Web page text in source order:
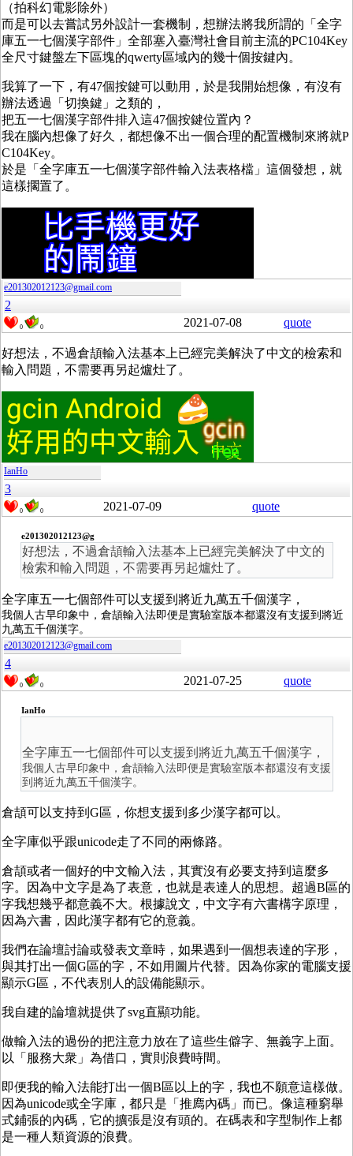
（拍科幻電影除外）
而是可以去嘗試另外設計一套機制，想辦法將我所謂的「全字
庫五一七個漢字部件」全部塞入臺灣社會目前主流的PC104Key
全尺寸鍵盤左下區塊的qwerty區域內的幾十個按鍵內。
我算了一下，有47個按鍵可以動用，於是我開始想像，有沒有
辦法透過「切換鍵」之類的，
把五一七個漢字部件排入這47個按鍵位置內？
我在腦內想像了好久，都想像不出一個合理的配置機制來將就P
C104Key。
於是「全字庫五一七個漢字部件輸入法表格檔」這個發想，就
這樣擱置了。
e201302012123@gmail.com
2
0 0 2021-07-08 quote
好想法，不過倉頡輸入法基本上已經完美解決了中文的檢索和
輸入問題，不需要再另起爐灶了。
IanHo
3
0 0 2021-07-09 quote
e201302012123@g
好想法，不過倉頡輸入法基本上已經完美解決了中文的
檢索和輸入問題，不需要再另起爐灶了。
全字庫五一七個部件可以支援到將近九萬五千個漢字，
我個人古早印象中，倉頡輸入法即便是實驗室版本都還沒有支援到將近
九萬五千個漢字。
e201302012123@gmail.com
4
0 0 2021-07-25 quote
IanHo
全字庫五一七個部件可以支援到將近九萬五千個漢字，
我個人古早印象中，倉頡輸入法即便是實驗室版本都還沒有支援
到將近九萬五千個漢字。
倉頡可以支持到G區，你想支援到多少漢字都可以。
全字庫似乎跟unicode走了不同的兩條路。
倉頡或者一個好的中文輸入法，其實沒有必要支持到這麼多
字。因為中文字是為了表意，也就是表達人的思想。超過B區的
字我想幾乎都意義不大。根據說文，中文字有六書構字原理，
因為六書，因此漢字都有它的意義。
我們在論壇討論或發表文章時，如果遇到一個想表達的字形，
與其打出一個G區的字，不如用圖片代替。因為你家的電腦支援
顯示G區，不代表別人的設備能顯示。
我自建的論壇就提供了svg直顯功能。
做輸入法的過份的把注意力放在了這些生僻字、無義字上面。
以「服務大衆」為借口，實則浪費時間。
即便我的輸入法能打出一個B區以上的字，我也不願意這樣做。
因為unicode或全字庫，都只是「推廌內碼」而已。像這種窮舉
式鋪張的內碼，它的擴張是沒有頭的。在碼表和字型制作上都
是一種人類資源的浪費。